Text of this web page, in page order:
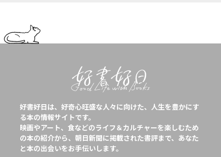
好書好日は、好奇心旺盛な人々に向けた、人生を豊かにす
る本の情報サイトです。
映画やアート、食などのライフ＆カルチャーを楽しむため
の本の紹介から、朝日新聞に掲載された書評まで、あなた
と本の出会いをお手伝いします。